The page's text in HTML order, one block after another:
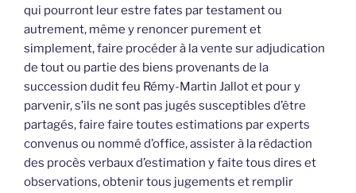
qui pourront leur estre fates par testament ou
autrement, même y renoncer purement et
simplement, faire procéder à la vente sur adjudication
de tout ou partie des biens provenants de la
succession dudit feu Rémy-Martin Jallot et pour y
parvenir, s’ils ne sont pas jugés susceptibles d’être
partagés, faire faire toutes estimations par experts
convenus ou nommé d’office, assister à la rédaction
des procès verbaux d’estimation y faite tous dires et
observations, obtenir tous jugements et remplir